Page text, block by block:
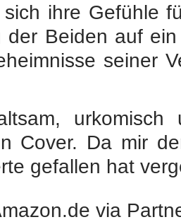
ihre Gefühle
der Beiden auf
seiner
Cover. Da mir
gefallen hat
via